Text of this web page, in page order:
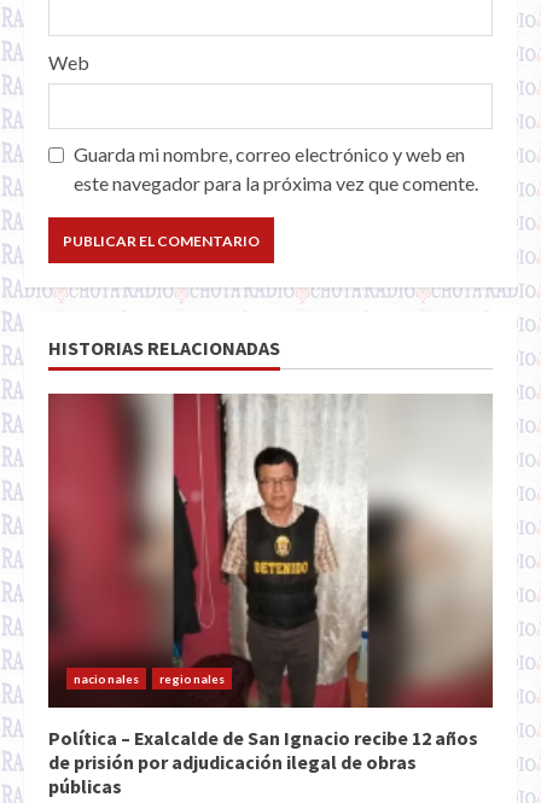
Web
Guarda mi nombre, correo electrónico y web en
este navegador para la próxima vez que comente.
HISTORIAS RELACIONADAS
nacionales regionales
Política – Exalcalde de San Ignacio recibe 12 años
de prisión por adjudicación ilegal de obras
públicas